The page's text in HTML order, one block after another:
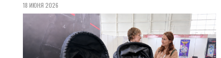
18 ИЮНЯ 2026